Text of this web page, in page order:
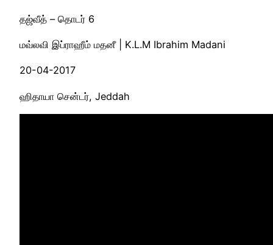
தஜ்வீத் – தொடர் 6
மவ்லவி இப்ராஹீம் மதனீ | K.L.M Ibrahim Madani
20-04-2017
ஹிதாயா சென்டர், Jeddah